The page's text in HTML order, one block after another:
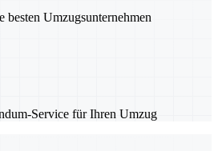
besten Umzugsunternehmen
Service für Ihren Umzug